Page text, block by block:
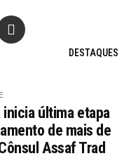
DESTAQUES
última etapa
de mais de
Assaf Trad